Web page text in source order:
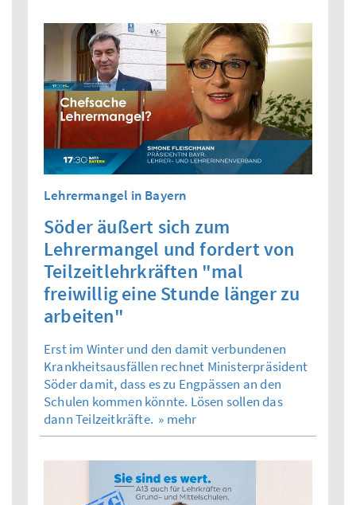
Lehrermangel in Bayern
Söder äußert sich zum
Lehrermangel und fordert von
Teilzeitlehrkräften "mal
freiwillig eine Stunde länger zu
arbeiten"
Erst im Winter und den damit verbundenen
Krankheitsausfällen rechnet Ministerpräsident
Söder damit, dass es zu Engpässen an den
Schulen kommen könnte. Lösen sollen das
dann Teilzeitkräfte. » mehr